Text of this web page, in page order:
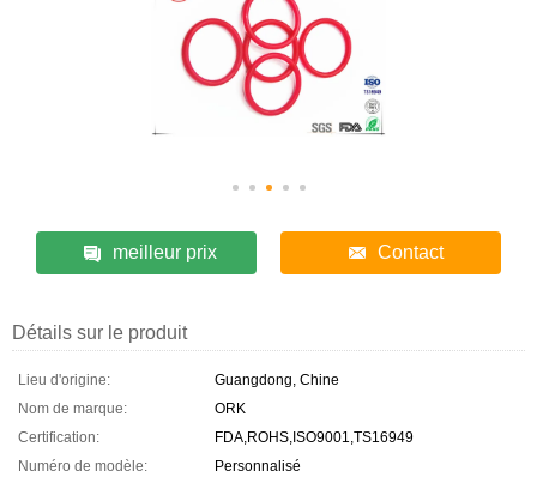
meilleur prix Contact
Détails sur le produit
Lieu d'origine:
Guangdong, Chine
Nom de marque:
ORK
Certification:
FDA,ROHS,ISO9001,TS16949
Numéro de modèle:
Personnalisé